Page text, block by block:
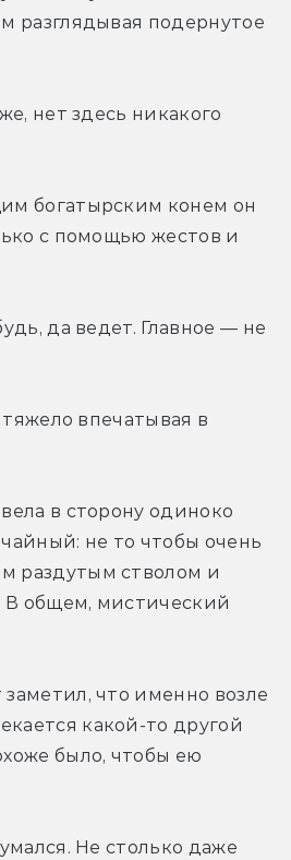
разглядывая подернутое
нет здесь никакого
богатырским конем он
с помощью жестов и
да ведет. Главное — не
впечатывая в
в сторону одиноко
не то чтобы очень
раздутым стволом и
В общем, мистический
что именно возле
какой-то другой
было, чтобы ею
Не столько даже